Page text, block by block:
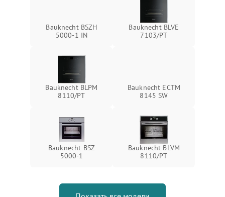
Bauknecht BSZH
5000-1 IN
Bauknecht BLVE
7103/PT
Bauknecht BLPM
8110/PT
Bauknecht ECTM
8145 SW
Bauknecht BSZ
5000-1
Bauknecht BLVM
8110/PT